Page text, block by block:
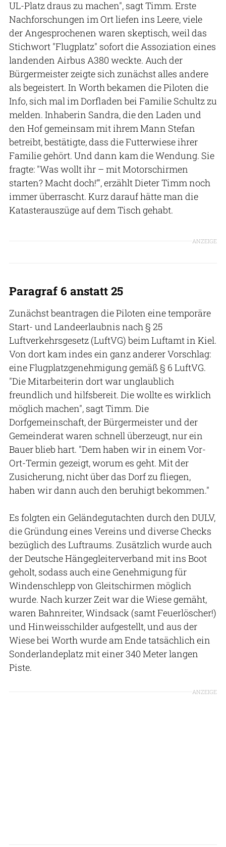
UL-Platz draus zu machen", sagt Timm. Erste
Nachforschungen im Ort liefen ins Leere, viele
der Angesprochenen waren skeptisch, weil das
Stichwort "Flugplatz" sofort die Assoziation eines
landenden Airbus A380 weckte. Auch der
Bürgermeister zeigte sich zunächst alles andere
als begeistert. In Worth bekamen die Piloten die
Info, sich mal im Dorfladen bei Familie Schultz zu
melden. Inhaberin Sandra, die den Laden und
den Hof gemeinsam mit ihrem Mann Stefan
betreibt, bestätigte, dass die Futterwiese ihrer
Familie gehört. Und dann kam die Wendung. Sie
fragte: "Was wollt ihr – mit Motorschirmen
starten? Macht doch!‘", erzählt Dieter Timm noch
immer überrascht. Kurz darauf hätte man die
Katasterauszüge auf dem Tisch gehabt.
ANZEIGE
Paragraf 6 anstatt 25
Zunächst beantragen die Piloten eine temporäre
Start- und Landeerlaubnis nach § 25
Luftverkehrsgesetz (LuftVG) beim Luftamt in Kiel.
Von dort kam indes ein ganz anderer Vorschlag:
eine Flugplatzgenehmigung gemäß § 6 LuftVG.
"Die Mitarbeiterin dort war unglaublich
freundlich und hilfsbereit. Die wollte es wirklich
möglich machen", sagt Timm. Die
Dorfgemeinschaft, der Bürgermeister und der
Gemeinderat waren schnell überzeugt, nur ein
Bauer blieb hart. "Dem haben wir in einem Vor-
Ort-Termin gezeigt, worum es geht. Mit der
Zusicherung, nicht über das Dorf zu fliegen,
haben wir dann auch den beruhigt bekommen."
Es folgten ein Geländegutachten durch den DULV,
die Gründung eines Vereins und diverse Checks
bezüglich des Luftraums. Zusätzlich wurde auch
der Deutsche Hängegleiterverband mit ins Boot
geholt, sodass auch eine Genehmigung für
Windenschlepp von Gleitschirmen möglich
wurde. Nach kurzer Zeit war die Wiese gemäht,
waren Bahnreiter, Windsack (samt Feuerlöscher!)
und Hinweisschilder aufgestellt, und aus der
Wiese bei Worth wurde am Ende tatsächlich ein
Sonderlandeplatz mit einer 340 Meter langen
Piste.
ANZEIGE